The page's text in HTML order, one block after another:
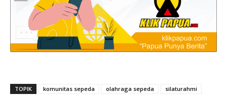
TOPIK komunitas sepeda olahraga sepeda silaturahmi